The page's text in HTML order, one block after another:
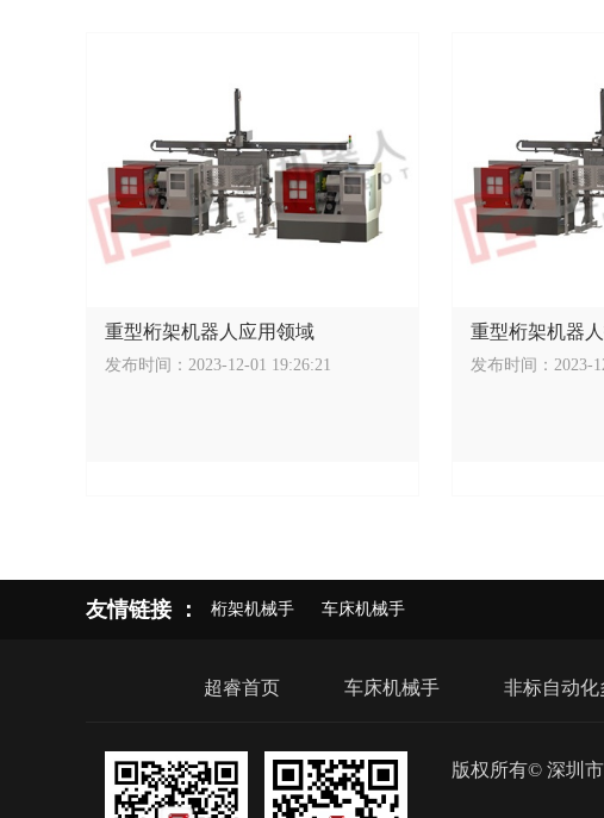
重型桁架机器人应用领域
发布时间：2023-12-01 19:26:21
重型桁架机器
发布时间：2023-
友情链接 ： 桁架机械手 车床机械手
超睿首页 车床机械手 非标自动
版权所有© 深圳